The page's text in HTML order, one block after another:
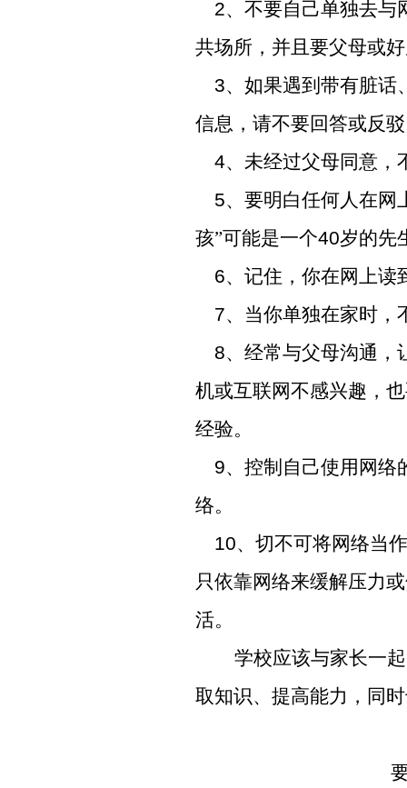
2、不要自己单独去与
共场所，并且要父母或
3、如果遇到带有脏话
信息，请不要回答或反
4、未经过父母同意，
5、要明白任何人在网
孩”可能是一个40岁的先
6、记住，你在网上读
7、当你单独在家时，
8、经常与父母沟通，
机或互联网不感兴趣，
经验。
9、控制自己使用网络
络。
10、切不可将网络当
只依靠网络来缓解压力
活。
学校应该与家长一
取知识、提高能力，同